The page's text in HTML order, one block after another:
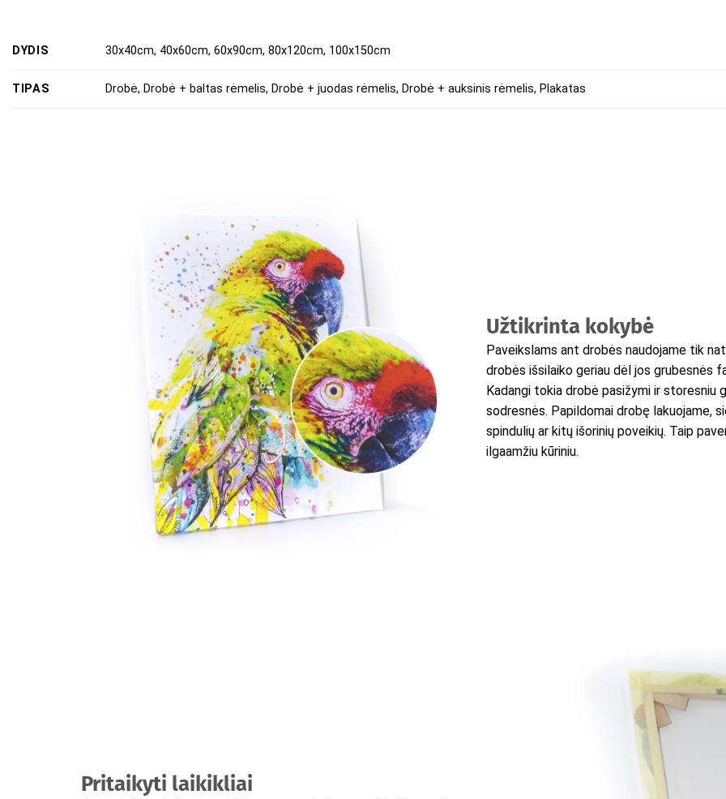
DYDIS 30x40cm, 40x60cm, 60x90cm, 80x120cm, 100x150cm
TIPAS Drobė, Drobė + baltas rėmelis, Drobė + juodas rėmelis, Drobė + auksinis rėmelis, Plakatas
Užtikrinta kokybė
Paveikslams ant drobės naudojame tik
drobės išsilaiko geriau dėl jos grubesnės
Kadangi tokia drobė pasižymi ir storesniu
sodresnės. Papildomai drobę lakuojame,
spindulių ar kitų išorinių poveikių. Taip
ilgaamžiu kūriniu.
Pritaikyti laikikliai